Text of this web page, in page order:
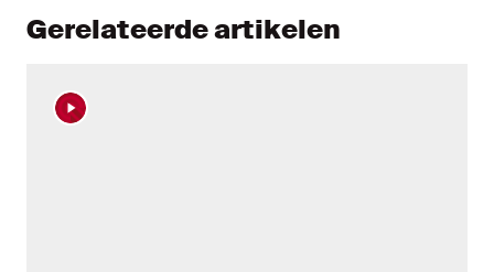
Gerelateerde artikelen